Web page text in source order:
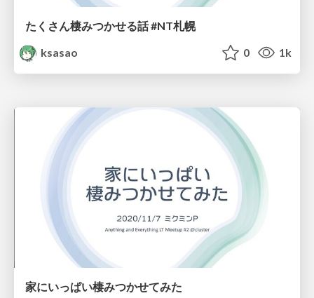
たくさん棲みつかせる話 #NT札幌
ksasao
0 1k
家にいっぱい棲みつかせてみた